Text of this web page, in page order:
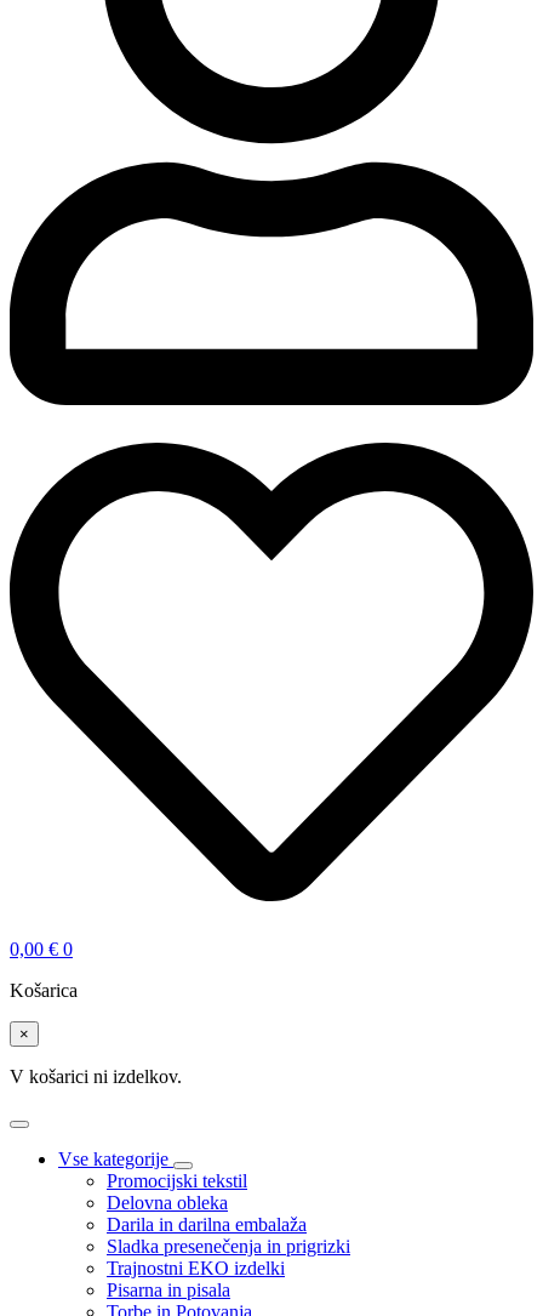
0,00 € 0
Košarica
×
V košarici ni izdelkov.
Vse kategorije
Promocijski tekstil
Delovna obleka
Darila in darilna embalaža
Sladka presenečenja in prigrizki
Trajnostni EKO izdelki
Pisarna in pisala